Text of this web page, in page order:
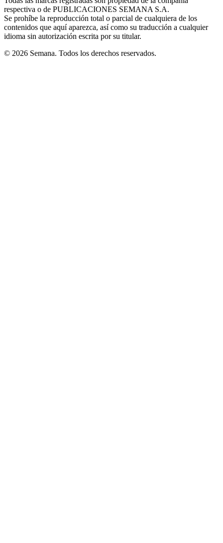
window
respectiva o de PUBLICACIONES SEMANA S.A.
Se prohíbe la reproducción total o parcial de cualquiera de los
contenidos que aquí aparezca, así como su traducción a cualquier
idioma sin autorización escrita por su titular.
© 2026 Semana. Todos los derechos reservados.